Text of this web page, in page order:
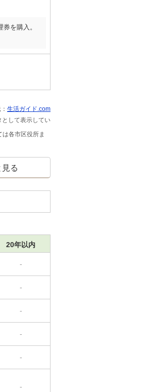
を購入。
生活ガイド.com
して表示してい
各市区役所ま
る
20年以内
-
-
-
-
-
-